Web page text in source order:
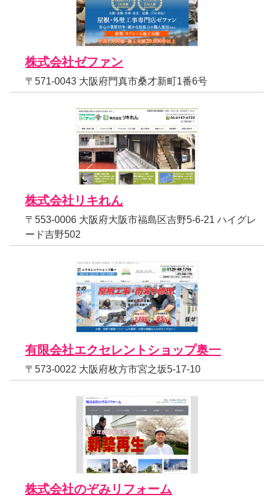
株式会社ゼファン
〒571-0043 大阪府門真市桑才新町1番6号
株式会社リキれん
〒553-0006 大阪府大阪市福島区吉野5-6-21 ハイグレ
ード吉野502
有限会社エクセレントショップ奥一
〒573-0022 大阪府枚方市宮之坂5-17-10
株式会社のぞみリフォーム